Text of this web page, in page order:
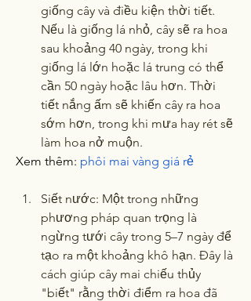
giống cây và điều kiện thời tiết.
Nếu là giống lá nhỏ, cây sẽ ra hoa
sau khoảng 40 ngày, trong khi
giống lá lớn hoặc lá trung có thể
cần 50 ngày hoặc lâu hơn. Thời
tiết nắng ấm sẽ khiến cây ra hoa
sớm hơn, trong khi mưa hay rét sẽ
làm hoa nở muộn.
Xem thêm: phôi mai vàng giá rẻ
Siết nước: Một trong những
phương pháp quan trọng là
ngừng tưới cây trong 5–7 ngày để
tạo ra một khoảng khô hạn. Đây là
cách giúp cây mai chiếu thủy
"biết" rằng thời điểm ra hoa đã